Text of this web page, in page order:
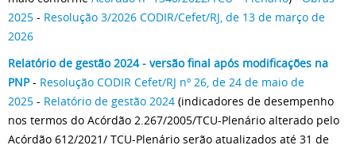
2025 - Resolução 3/2026 CODIR/Cefet/RJ, de 13 de março de
2026
Relatório de gestão 2024 - versão final após modificações na
PNP- Resolução CODIR Cefet/RJ nº 26, de 24 de maio de
2025 - Relatório de gestão 2024 (indicadores de desempenho
nos termos do Acórdão 2.267/2005/TCU-Plenário alterado pelo
Acórdão 612/2021/ TCU-Plenário serão atualizados até 31 de